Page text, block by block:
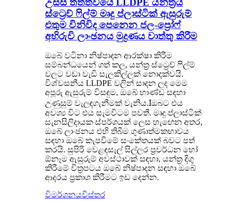
ස්ට්‍රෙච් ෆිල්ම් මෘදු ප්ලාස්ටික් ඇසුරුම්
එතුම විනිවිද පෙනෙන ජල-ප්‍රෝෆ්
අභිරුචි ලාංඡනය මුද්‍රණය වාත්තු කිරීම
ඔබේ වටිනා නිෂ්පාදන ආරක්ෂා කිරීම
සම්බන්ධයෙන් ගත් කල, යන්ත්‍ර ස්ට්‍රෙච් ෆිල්ම්
වලට වඩා වැඩි සැලකිල්ලක් නොදක්වයි.
විශ්වසනීය LLDPE වලින් සාදන ලද මෙම
අපූරු ඇසුරුම් විසඳුම, ඔබේ භාණ්ඩ සඳහා
උණුසුම් වැලඳගැනීමක් වැනිය.Iඔබට එය
අවශ්‍ය විට එය සැමවිටම පවතී. මෘදු ප්ලාස්ටික්
සැනසිලිදායක ස්පර්ශයක් ලෙස හැඟෙන අතර,
ඔබේ ලාංඡනය එහි තිබීම ගුණාත්මකභාවය
සඳහා ඔබේ කැපවීමේ සංකේතයක් බවට පත්
කරයි. සුපිරි වෙළඳසැල් සිල්ලර ප්‍රවර්ධන හෝ
ඕනෑම ඇසුරුම් අවස්ථාවක් සඳහා, යන්ත්‍ර දිගු
කිරීමේ චිත්‍රපටය ඔබේ නිෂ්පාදන සඳහා ඔබේ
ආදරය ප්‍රකාශ කිරීමට ඉඩ දෙන්න.
විමර්ශනයවිස්තර